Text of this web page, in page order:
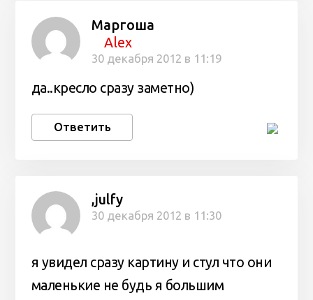
Маргоша
Alex
30 декабря 2012 в 11:19
да..кресло сразу заметно)
Ответить
,julfy
30 декабря 2012 в 11:30
я увидел сразу картину и стул что они
маленькие не будь я большим